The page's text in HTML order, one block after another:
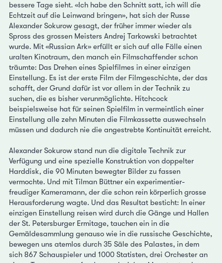
bessere Tage sieht. «Ich habe den Schnitt satt, ich will die
Echtzeit auf die Leinwand bringen», hat sich der Russe
Alexander Sokurow gesagt, der früher immer wieder als
Spross des grossen Meisters Andrej Tarkowski betrachtet
wurde. Mit «Russian Ark» erfüllt er sich auf alle Fälle einen
uralten Kinotraum, den manch ein Filmschaffender schon
träumte: Das Drehen eines Spielfilmes in einer einzigen
Einstellung. Es ist der erste Film der Filmgeschichte, der das
schafft, der Grund dafür ist vor allem in der Technik zu
suchen, die es bisher verunmöglichte. Hitchcock
beispielsweise hat für seinen Spielfilm in vermeintlich einer
Einstellung alle zehn Minuten die Filmkassette auswechseln
müssen und dadurch nie die angestrebte Kontinuität erreicht.
Alexander Sokurow stand nun die digitale Technik zur
Verfügung und eine spezielle Konstruktion von doppelter
Harddisk, die 90 Minuten bewegter Bilder zu fassen
vermochte. Und mit Tilman Büttner ein experimentier-
freudiger Kameramann, der die schon rein körperlich grosse
Herausforderung wagte. Und das Resultat besticht: In einer
einzigen Einstellung reisen wird durch die Gänge und Hallen
der St. Petersburger Ermitage, tauchen ein in die
Gemäldesammlung genauso wie in die russische Geschichte,
bewegen uns atemlos durch 35 Säle des Palastes, in dem
sich 867 Schauspieler und 1000 Statisten, drei Orchester an